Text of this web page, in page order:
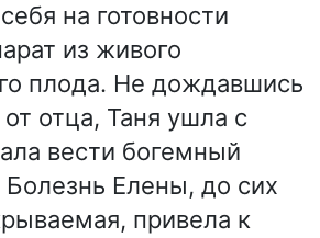
на готовности
из живого
плода. Не дождавшись
отца, Таня ушла с
вести богемный
Елены, до сих
привела к